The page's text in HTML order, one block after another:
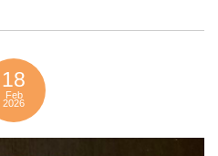
18
Feb
2026